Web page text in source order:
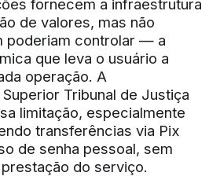
fornecem a infraestrutura
de valores, mas não
poderiam controlar — a
que leva o usuário a
operação. A
Tribunal de Justiça
limitação, especialmente
transferências via Pix
de senha pessoal, sem
do serviço.